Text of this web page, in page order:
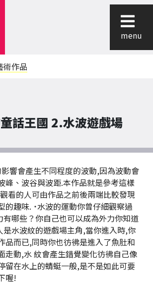
menu
術作品
話王國 2.水波遊戲場
響會產生不同程度的波動,因為波動會
峰、波谷與波距.本作品就是參考這樣
看的人可由作品之前後兩端比較發現
的趣味. ˙水波的運動你曾仔細觀察過
有哪些？你自己也可以成為外力你知道
是水波紋的遊戲場主角,當你進入時,你
品而已,同時你也彷彿是進入了魚肚和
走動,水 紋會產生錯覺變化彷彿自己像
留在水上的蜻蜓一般,是不是如此可要
喔!